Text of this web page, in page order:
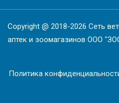
Copyright @ 2018-2026 Сеть
аптек и зоомагазинов ООО
Политика